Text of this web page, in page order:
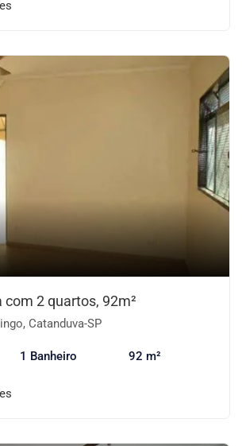
com 2 quartos, 92m²
Catanduva-SP
1 Banheiro 92 m²